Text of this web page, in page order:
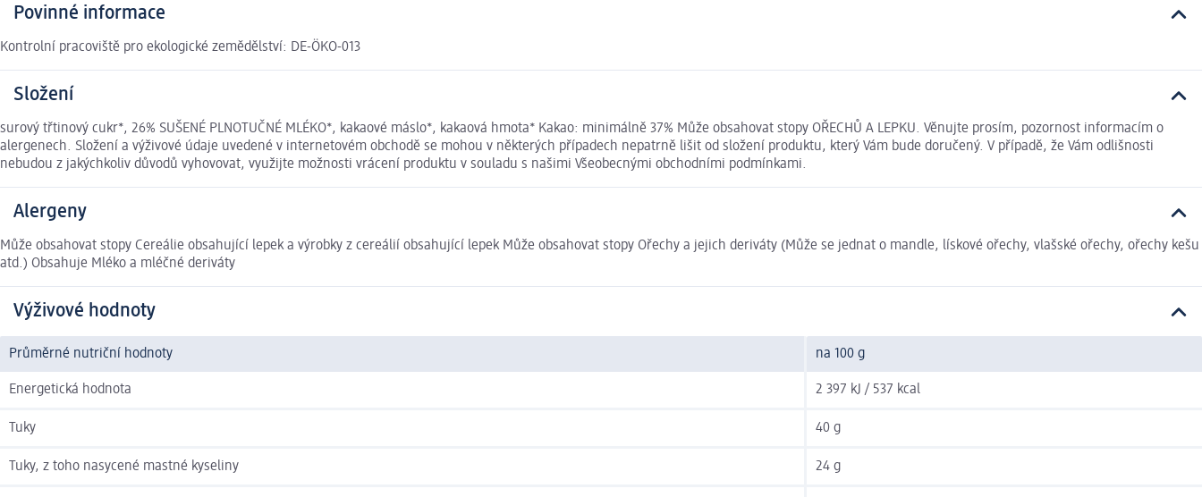
Povinné informace
Kontrolní pracoviště pro ekologické zemědělství: DE-ÖKO-013
Složení
surový třtinový cukr*, 26% SUŠENÉ PLNOTUČNÉ MLÉKO*, kakaové máslo*, kakaová hmota* Kakao: minimálně 37% Může obsahovat stopy OŘECHŮ A LEPKU. Věnujte prosím, pozornost informacím o
alergenech. Složení a výživové údaje uvedené v internetovém obchodě se mohou v některých případech nepatrně lišit od složení produktu, který Vám bude doručený. V případě, že Vám odlišnosti
nebudou z jakýchkoliv důvodů vyhovovat, využijte možnosti vrácení produktu v souladu s našimi Všeobecnými obchodními podmínkami.
Alergeny
Může obsahovat stopy Cereálie obsahující lepek a výrobky z cereálií obsahující lepek Může obsahovat stopy Ořechy a jejich deriváty (Může se jednat o mandle, lískové ořechy, vlašské ořechy, ořechy kešu
atd.) Obsahuje Mléko a mléčné deriváty
Výživové hodnoty
Průměrné nutriční hodnoty na 100 g
Energetická hodnota 2 397 kJ / 537 kcal
Tuky 40 g
Tuky, z toho nasycené mastné kyseliny 24 g